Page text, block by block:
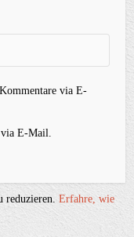
via E-
E-Mail.
reduzieren.Erfahre, wie